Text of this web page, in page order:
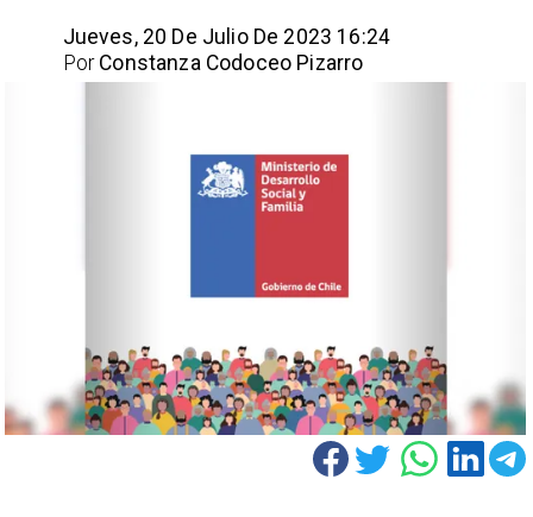
Jueves, 20 De Julio De 2023 16:24
Constanza Codoceo Pizarro
Por